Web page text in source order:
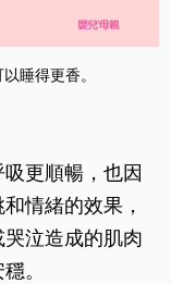
睡得更香。
更順暢，也因
情緒的效果，
泣造成的肌肉
。